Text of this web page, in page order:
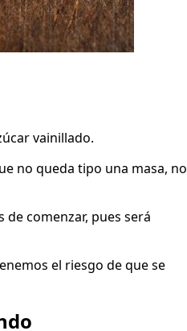
vainillado.
no queda tipo una masa, no
comenzar, pues será
el riesgo de que se